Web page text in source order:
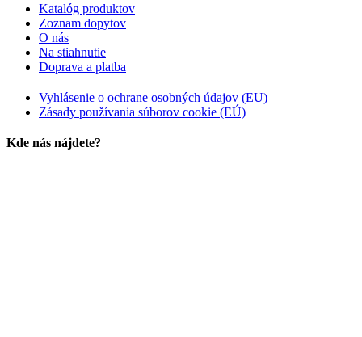
Katalóg produktov
Zoznam dopytov
O nás
Na stiahnutie
Doprava a platba
Vyhlásenie o ochrane osobných údajov (EU)
Zásady používania súborov cookie (EÚ)
Kde nás nájdete?